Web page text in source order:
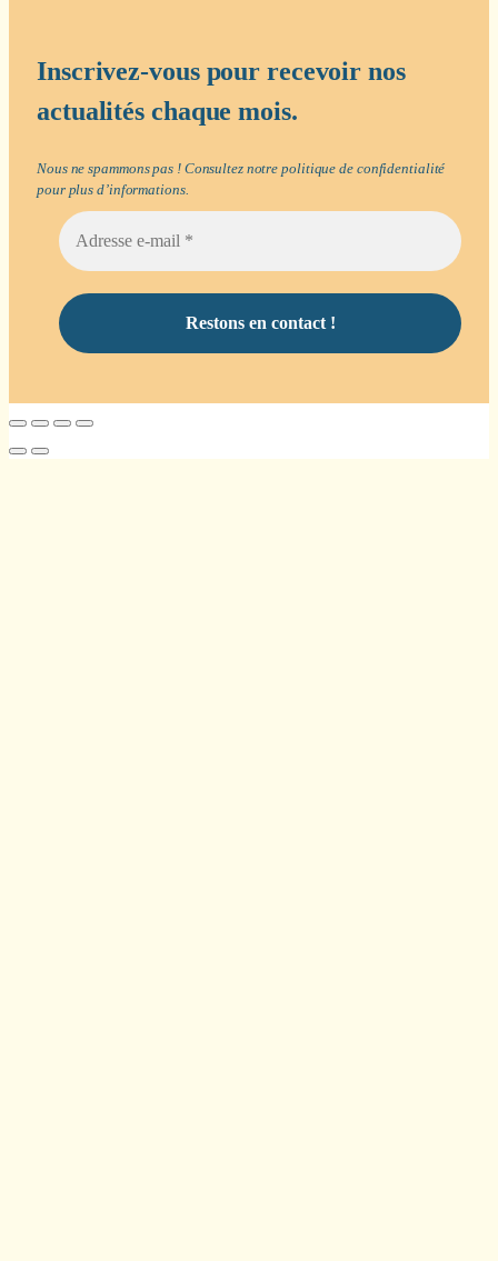
Inscrivez-vous pour recevoir nos
actualités chaque mois.
Nous ne spammons pas ! Consultez notrepolitique de confidentialité
pour plus d’informations.